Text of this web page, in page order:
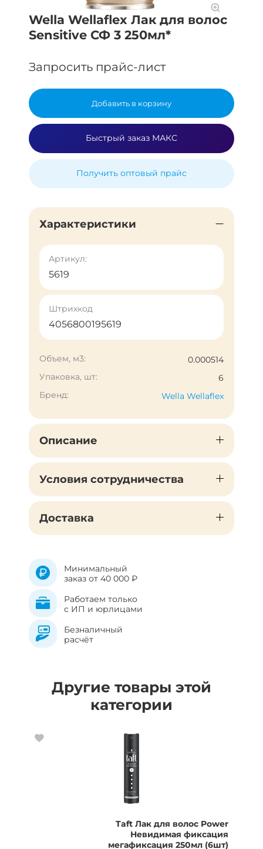
Wella Wellaflex Лак для волос
Sensitive СФ 3 250мл*
Запросить прайс-лист
Добавить в корзину
Быстрый заказ МАКС
Получить оптовый прайс
Характеристики
Артикул:
5619
Штрихкод
4056800195619
Объем, м3:
0.000514
Упаковка, шт:
6
Бренд:
Wella Wellaflex
Описание
Условия сотрудничества
Доставка
Минимальный
заказ от 40 000 ₽
Работаем только
с ИП и юрлицами
Безналичный
расчёт
Другие товары этой
категории
Taft Лак для волос Power
Невидимая фиксация
мегафиксация 250мл (6шт)